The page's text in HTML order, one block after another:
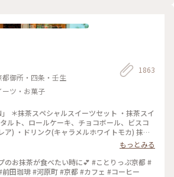
ョコやルビーチョコを使用し、 一枚ずつ違う
#和スイーツ #チョコレート #お取り寄せ #手み
御所・四条・壬生
ーツ・お菓子
1863
」 ＊抹茶スペシャルスイーツセット ・抹茶スイ
ルト、ロールケーキ、チョコボール、ビスコ
ア) ・ドリンク(キャラメルホワイトモカ) 抹茶
足したそうです。 フォークを2本用意して頂い
一人で完食でした。 #TEO KAFON#抹茶三昧#
京都#冬のおでかけ
もっとみる
のお抹茶が食べたい時に💕 #ことりっぷ京都 #
田珈琲 #河原町 #京都 #カフェ #コーヒー